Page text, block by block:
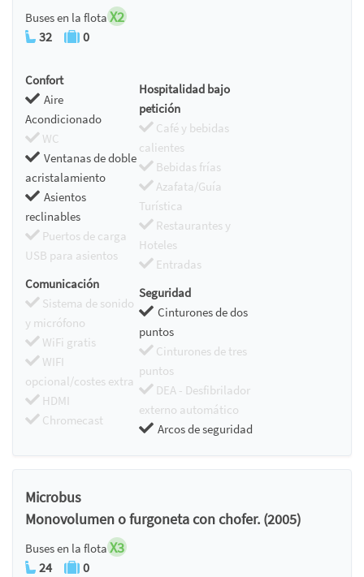
Buses en la flota X2
32 0
Confort
Aire
Acondicionado
WC
Ventanas de doble
acristalamiento
Asientos
reclinables
Puertos de carga
USB para asientos
Hospitalidad bajo
petición
Café y bebidas
calientes
Bebidas frías
Azafata/Guía
Turística
Restaurantes y
Hoteles
Entradas
Comunicación
Sistema de sonido
y micrófono
WiFi gratis
WIFI
opcional/costes extra
HDMI
Chromecast
Seguridad
Cinturones de dos
puntos
Cinturones de tres
puntos
DEA - Desfibrilador
externo automático
Arcos de seguridad
Microbus
Monovolumen o furgoneta con chofer. (2005)
Buses en la flota X3
24 0